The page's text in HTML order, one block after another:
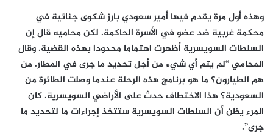
وهذه أول مرة يقدم فيها أمير سعودي بارز شكوى جنائية في
محكمة غربية ضد عضو في الأسرة الحاكمة. لكن محاميه قال إن
السلطات السويسرية أظهرت اهتماما محدودا بهذه القضية. وقال
المحامي “لم يتم أي شيء من أجل تحديد ما جرى في المطار. من
هم الطيارون؟ ما هو برنامج هذه الرحلة عندما وصلت الطائرة من
السعودية؟ هذا الاختطاف حدث على الأراضي السويسرية. كان
المرء يظن أن السلطات السويسرية ستتخذ إجراءات ما لتحديد ما
جرى”.